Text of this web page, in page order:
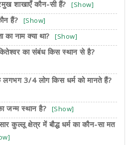
शाखाएँ कौन-सी हैं? [Show]
हैं? [Show]
का नाम क्या था? [Show]
का संबंध किस स्थान से है?
लगभग 3/4 लोग किस धर्म को मानते हैं?
जन्म स्थान है? [Show]
कुल्लू क्षेत्र में बौद्ध धर्म का कौन-सा मत